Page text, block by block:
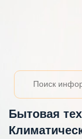
Бытовая